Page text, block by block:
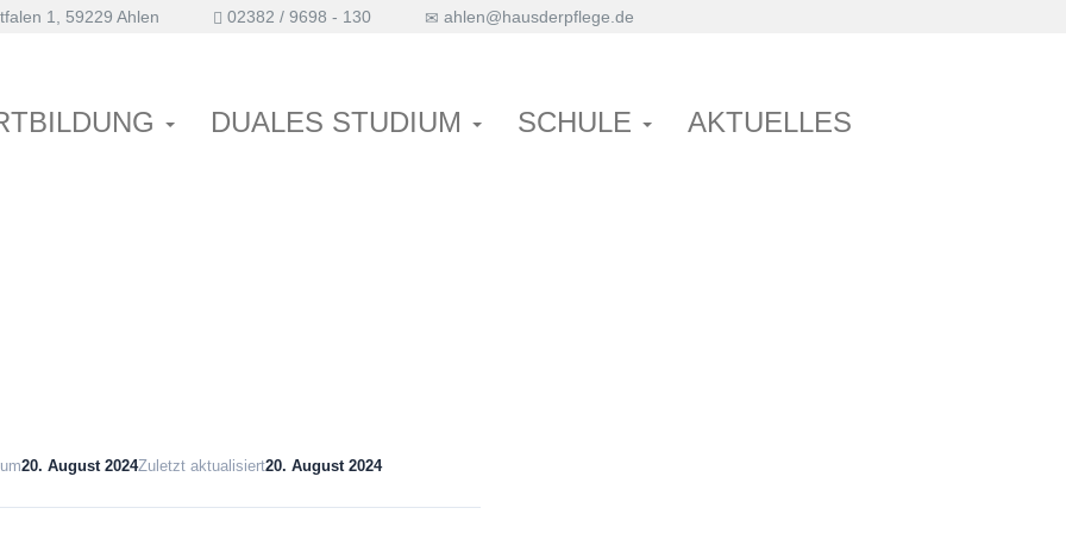
1, 59229 Ahlen 02382 / 9698 - 130 ahlen@hausderpflege.de
DUALES STUDIUM SCHULE
AKTUELLES
20. August 2024Zuletzt aktualisiert20. August 2024